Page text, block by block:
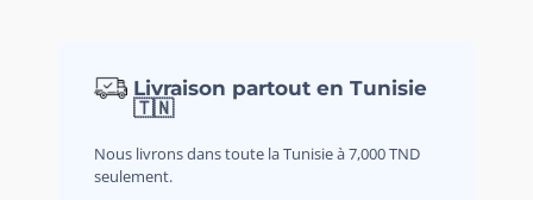
Livraison partout en Tunisie
🇹🇳
Nous livrons dans toute la Tunisie à 7,000 TND
seulement.